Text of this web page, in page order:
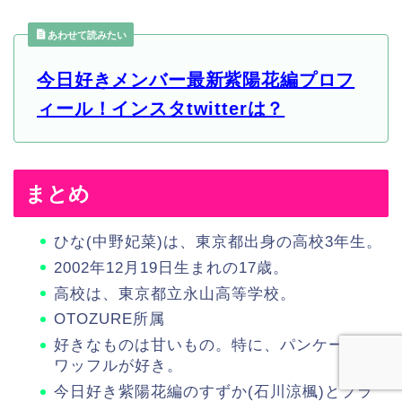
あわせて読みたい
今日好きメンバー最新紫陽花編プロフ
ィール！インスタtwitterは？
まとめ
ひな(中野妃菜)は、東京都出身の高校3年生。
2002年12月19日生まれの17歳。
高校は、東京都立永山高等学校。
OTOZURE所属
好きなものは甘いもの。特に、パンケーキや
ワッフルが好き。
今日好き紫陽花編のすずか(石川涼楓)とプラ